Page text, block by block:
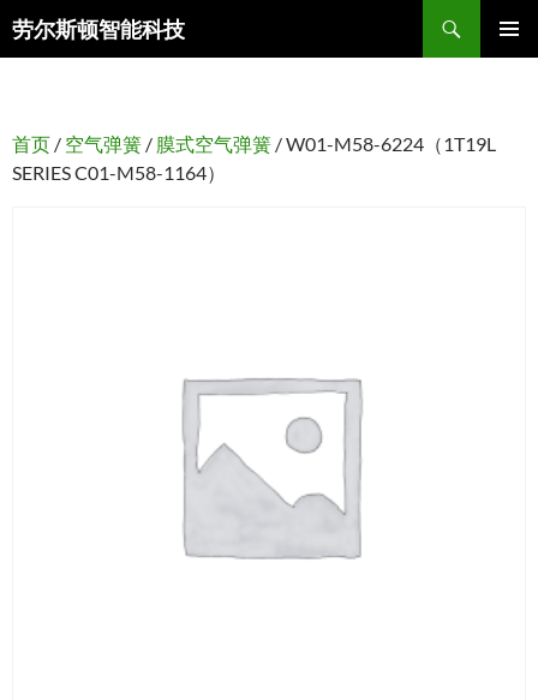
劳尔斯顿智能科技
搜
索
首页 / 空气弹簧 / 膜式空气弹簧 / W01-M58-6224（1T19L
SERIES C01-M58-1164）